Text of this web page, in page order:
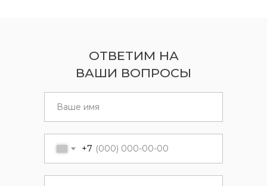
+7
ОТВЕТИМ НА
ВАШИ ВОПРОСЫ